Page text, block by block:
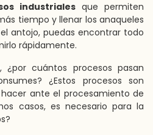
industriales que permiten
tiempo y llenar los anaqueles
antojo, puedas encontrar todo
rápidamente.
¿por cuántos procesos pasan
¿Estos procesos son
ante el procesamiento de
casos, es necesario para la